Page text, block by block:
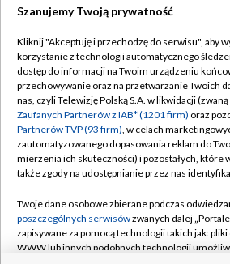
TVP
Abonament TVP
Emisja w TVP
Centrum informacji TVP
Naziemna Telewizja Cyfrowa
Rada Programowa
System NOS
Regulamin TVP
Polityka
Moje zgody
Pomoc
Kontakt
Szanujemy Twoją prywatność
Kliknij "Akceptuję i przechodzę do serwisu", aby
korzystanie z technologii automatycznego
dostęp do informacji na Twoim urządzeniu
przechowywanie oraz na przetwarzanie Twoich
nas, czyli Telewizję Polską S.A. w likwidacji
Zaufanych Partnerów z IAB* (1201 firm) oraz
Partnerów TVP (93 firm), w celach
zautomatyzowanego dopasowania reklam do
mierzenia ich skuteczności) i pozostałych, które
także zgody na udostępnianie przez nas
Twoje dane osobowe zbierane podczas
poszczególnych serwisówzwanych dalej
zapisywane za pomocą technologii takich jak:
WWW lub innych podobnych technologii